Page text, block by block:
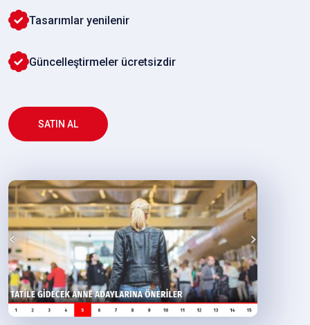
Tasarımlar yenilenir
Güncelleştirmeler ücretsizdir
SATIN AL